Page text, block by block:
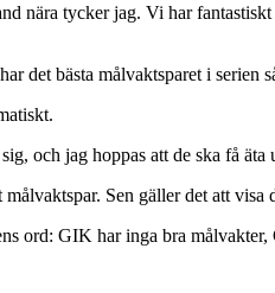
nära tycker jag. Vi har
det bästa målvaktsparet i
och jag hoppas att de ska få äta
Sen gäller det att visa
ord: GIK har inga bra